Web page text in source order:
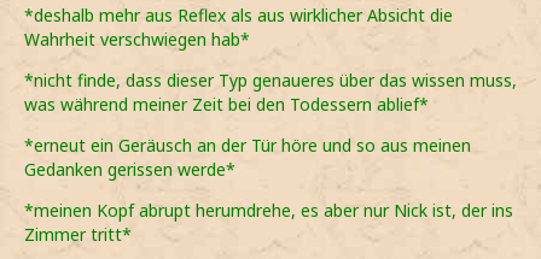
*deshalb mehr aus Reflex als aus wirklicher Absicht die
Wahrheit verschwiegen hab*
*nicht finde, dass dieser Typ genaueres über das wissen muss,
was während meiner Zeit bei den Todessern ablief*
*erneut ein Geräusch an der Tür höre und so aus meinen
Gedanken gerissen werde*
*meinen Kopf abrupt herumdrehe, es aber nur Nick ist, der ins
Zimmer tritt*